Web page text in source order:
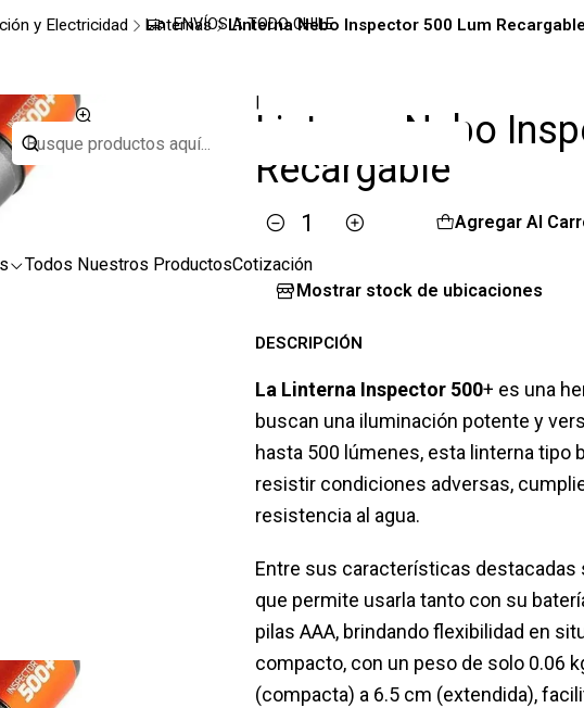
Todos Nuestros ProductosCotización
ENVÍOS A TODO CHILE
y Electricidad Linternas Linterna Nebo Inspector 500 Lum Recargable
|
Linterna Nebo
Recargable
Cantidad
Agregar Al
Mostrar stock de ubicaciones
DESCRIPCIÓN
La Linterna Inspector 500+ es una
buscan una iluminación potente y
hasta 500 lúmenes, esta linterna tipo
resistir condiciones adversas,
resistencia al agua.
Entre sus características destacadas
que permite usarla tanto con su
pilas AAA, brindando flexibilidad en
compacto, con un peso de solo 0.06
(compacta) a 6.5 cm (extendida),